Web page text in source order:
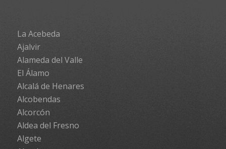
La Acebeda
Ajalvir
Alameda del Valle
El Álamo
Alcalá de Henares
Alcobendas
Alcorcón
Aldea del Fresno
Algete